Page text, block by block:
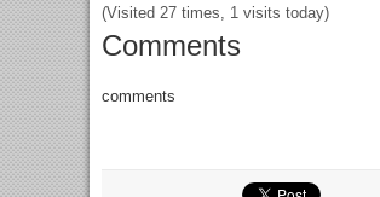
(Visited 27 times, 1 visits today)
Comments
comments